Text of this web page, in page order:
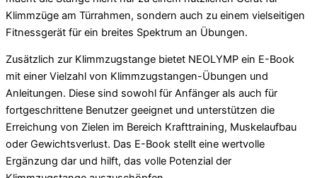
Klimmzüge am Türrahmen, sondern auch zu einem vielseitigen
Fitnessgerät für ein breites Spektrum an Übungen.
Zusätzlich zur Klimmzugstange bietet NEOLYMP ein E-Book
mit einer Vielzahl von Klimmzugstangen-Übungen und
Anleitungen. Diese sind sowohl für Anfänger als auch für
fortgeschrittene Benutzer geeignet und unterstützen die
Erreichung von Zielen im Bereich Krafttraining, Muskelaufbau
oder Gewichtsverlust. Das E-Book stellt eine wertvolle
Ergänzung dar und hilft, das volle Potenzial der